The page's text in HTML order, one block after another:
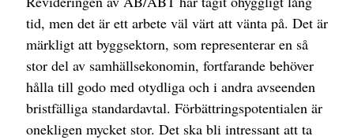
tid, men det är ett arbete väl värt att vänta på. Det är
märkligt att byggsektorn, som representerar en så
stor del av samhällsekonomin, fortfarande behöver
hålla till godo med otydliga och i andra avseenden
bristfälliga standardavtal. Förbättringspotentialen är
onekligen mycket stor. Det ska bli intressant att ta